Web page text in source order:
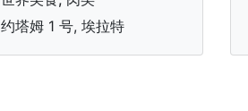
约塔姆 1 号, 埃拉特